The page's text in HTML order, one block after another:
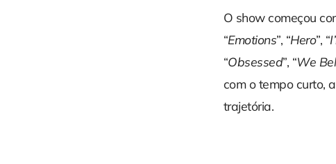
O show começou
“Emotions”, “Hero”, “
“Obsessed”, “We
com o tempo curto,
trajetória.